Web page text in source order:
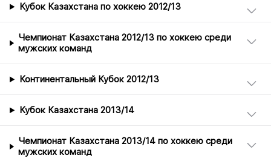
Кубок Казахстана по хоккею 2012/13
Чемпионат Казахстана 2012/13 по хоккею среди
мужских команд
Континентальный Кубок 2012/13
Кубок Казахстана 2013/14
Чемпионат Казахстана 2013/14 по хоккею среди
мужских команд